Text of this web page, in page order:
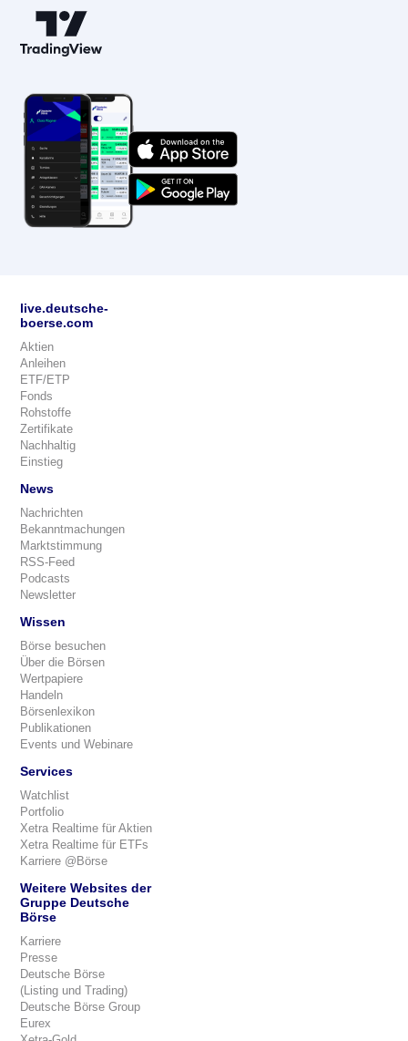
live.deutsche-
boerse.com
Aktien
Anleihen
ETF/ETP
Fonds
Rohstoffe
Zertifikate
Nachhaltig
Einstieg
News
Nachrichten
Bekanntmachungen
Marktstimmung
RSS-Feed
Podcasts
Newsletter
Wissen
Börse besuchen
Über die Börsen
Wertpapiere
Handeln
Börsenlexikon
Publikationen
Events und Webinare
Services
Watchlist
Portfolio
Xetra Realtime für Aktien
Xetra Realtime für ETFs
Karriere @Börse
Weitere Websites der
Gruppe Deutsche
Börse
Karriere
Presse
Deutsche Börse
(Listing und Trading)
Deutsche Börse Group
Eurex